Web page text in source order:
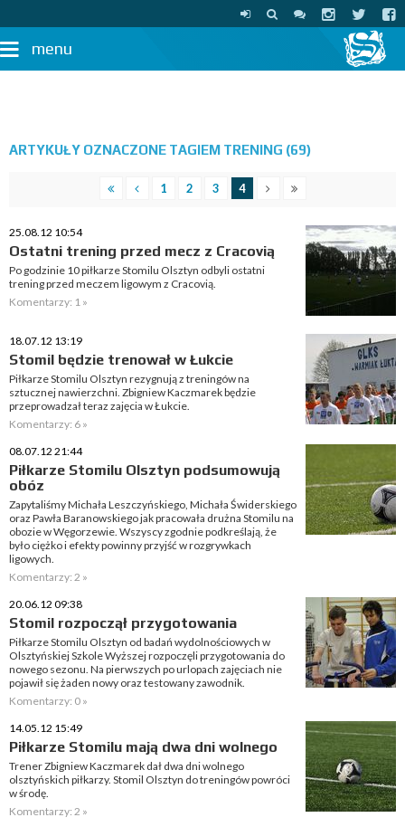
menu
ARTYKUŁY OZNACZONE TAGIEM TRENING (69)
1 2 3 4
25.08.12 10:54
Ostatni trening przed mecz z Cracovią
Po godzinie 10 piłkarze Stomilu Olsztyn odbyli ostatni
trening przed meczem ligowym z Cracovią.
Komentarzy: 1 »
18.07.12 13:19
Stomil będzie trenował w Łukcie
Piłkarze Stomilu Olsztyn rezygnują z treningów na
sztucznej nawierzchni. Zbigniew Kaczmarek będzie
przeprowadzał teraz zajęcia w Łukcie.
Komentarzy: 6 »
08.07.12 21:44
Piłkarze Stomilu Olsztyn podsumowują
obóz
Zapytaliśmy Michała Leszczyńskiego, Michała Świderskiego
oraz Pawła Baranowskiego jak pracowała drużna Stomilu na
obozie w Węgorzewie. Wszyscy zgodnie podkreślają, że
było ciężko i efekty powinny przyjść w rozgrywkach
ligowych.
Komentarzy: 2 »
20.06.12 09:38
Stomil rozpoczął przygotowania
Piłkarze Stomilu Olsztyn od badań wydolnościowych w
Olsztyńskiej Szkole Wyższej rozpoczęli przygotowania do
nowego sezonu. Na pierwszych po urlopach zajęciach nie
pojawił się żaden nowy oraz testowany zawodnik.
Komentarzy: 0 »
14.05.12 15:49
Piłkarze Stomilu mają dwa dni wolnego
Trener Zbigniew Kaczmarek dał dwa dni wolnego
olsztyńskich piłkarzy. Stomil Olsztyn do treningów powróci
w środę.
Komentarzy: 2 »